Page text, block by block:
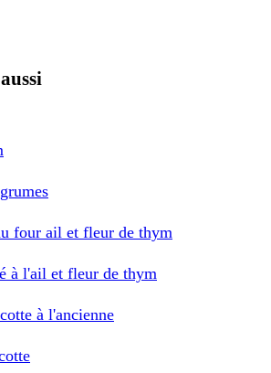
four ail et fleur de thym
à l'ail et fleur de thym
à l'ancienne